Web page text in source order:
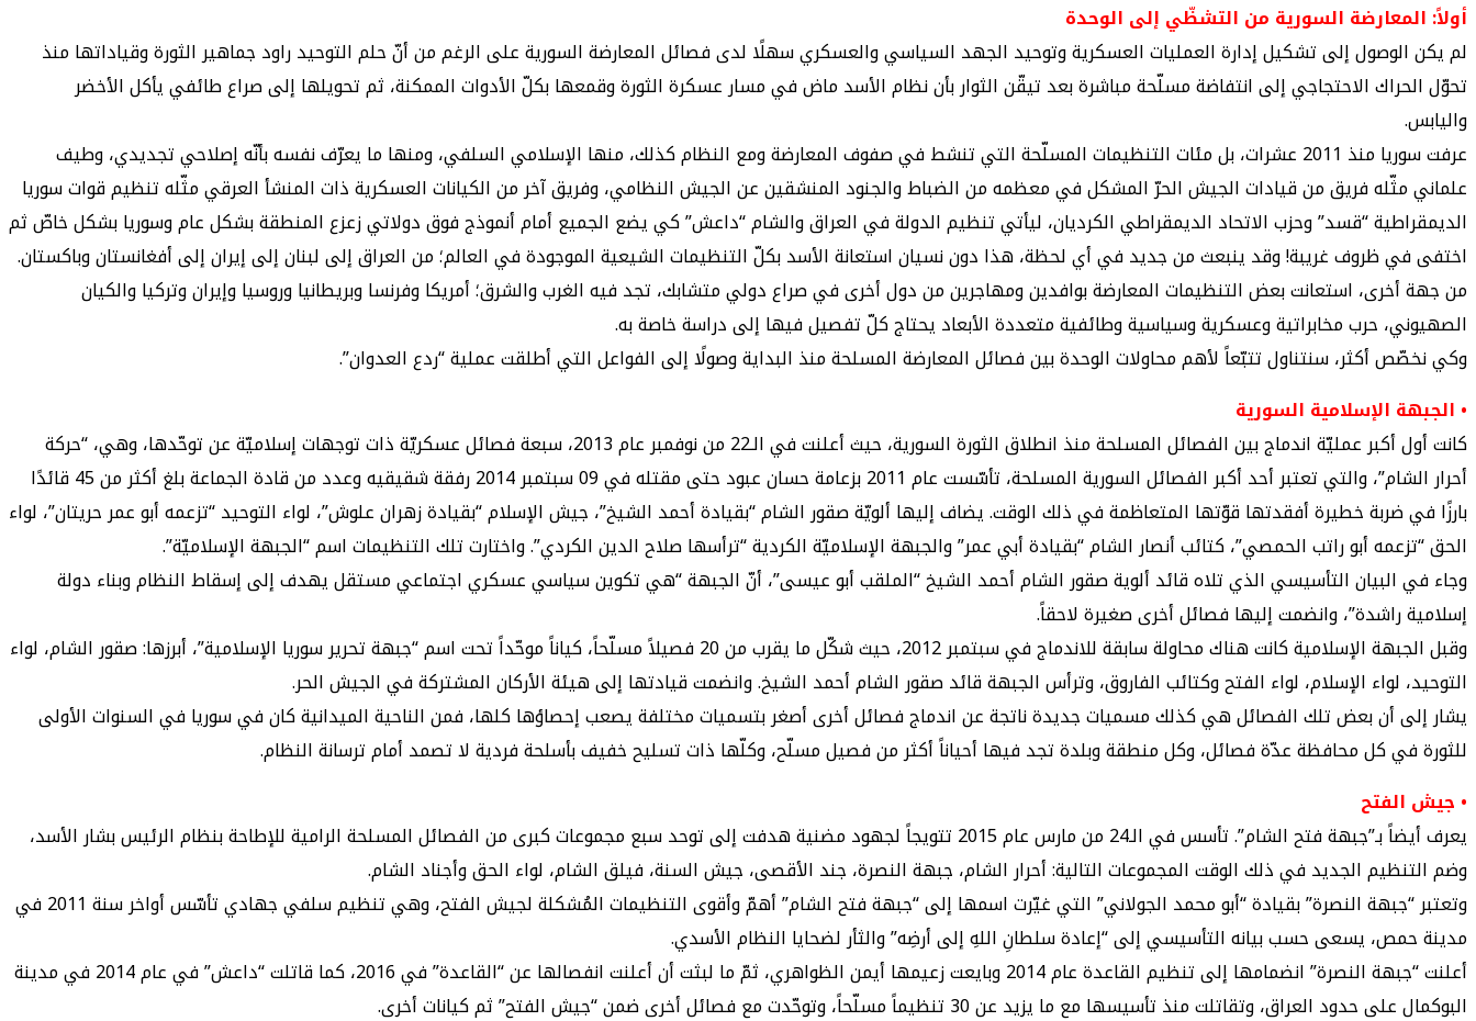
أولاً: المعارضة السورية من التشظّي إلى الوحدة
لم يكن الوصول إلى تشكيل إدارة العمليات العسكرية وتوحيد الجهد السياسي والعسكري سهلًا لدى فصائل المعارضة السورية على الرغم من أنّ حلم التوحيد راود جماهير الثورة وقياداتها منذ
تحوّل الحراك الاحتجاجي إلى انتفاضة مسلّحة مباشرة بعد تيقّن الثوار بأن نظام الأسد ماض في مسار عسكرة الثورة وقمعها بكلّ الأدوات الممكنة، ثم تحويلها إلى صراع طائفي يأكل الأخضر
واليابس.
عرفت سوريا منذ 2011 عشرات، بل مئات التنظيمات المسلّحة التي تنشط في صفوف المعارضة ومع النظام كذلك، منها الإسلامي السلفي، ومنها ما يعرّف نفسه بأنّه إصلاحي تجديدي، وطيف
علماني مثّله فريق من قيادات الجيش الحرّ المشكل في معظمه من الضباط والجنود المنشقين عن الجيش النظامي، وفريق آخر من الكيانات العسكرية ذات المنشأ العرقي مثّله تنظيم قوات سوريا
الديمقراطية “قسد” وحزب الاتحاد الديمقراطي الكرديان، ليأتي تنظيم الدولة في العراق والشام “داعش” كي يضع الجميع أمام أنموذج فوق دولاتي زعزع المنطقة بشكل عام وسوريا بشكل خاصّ ثم
اختفى في ظروف غريبة! وقد ينبعث من جديد في أي لحظة، هذا دون نسيان استعانة الأسد بكلّ التنظيمات الشيعية الموجودة في العالم؛ من العراق إلى لبنان إلى إيران إلى أفغانستان وباكستان.
من جهة أخرى، استعانت بعض التنظيمات المعارضة بوافدين ومهاجرين من دول أخرى في صراع دولي متشابك، تجد فيه الغرب والشرق؛ أمريكا وفرنسا وبريطانيا وروسيا وإيران وتركيا والكيان
الصهيوني، حرب مخابراتية وعسكرية وسياسية وطائفية متعددة الأبعاد يحتاج كلّ تفصيل فيها إلى دراسة خاصة به.
وكي نخصّص أكثر، سنتناول تتبّعاً لأهم محاولات الوحدة بين فصائل المعارضة المسلحة منذ البداية وصولًا إلى الفواعل التي أطلقت عملية “ردع العدوان”.
• الجبهة الإسلامية السورية
كانت أول أكبر عمليّة اندماج بين الفصائل المسلحة منذ انطلاق الثورة السورية، حيث أعلنت في الـ22 من نوفمبر عام 2013، سبعة فصائل عسكريّة ذات توجهات إسلاميّة عن توحّدها، وهي، “حركة
أحرار الشام”، والتي تعتبر أحد أكبر الفصائل السورية المسلحة، تأسّست عام 2011 بزعامة حسان عبود حتى مقتله في 09 سبتمبر 2014 رفقة شقيقيه وعدد من قادة الجماعة بلغ أكثر من 45 قائدًا
بارزًا في ضربة خطيرة أفقدتها قوّتها المتعاظمة في ذلك الوقت. يضاف إليها ألويّة صقور الشام “بقيادة أحمد الشيخ”، جيش الإسلام “بقيادة زهران علوش”، لواء التوحيد “تزعمه أبو عمر حريتان”، لواء
الحق “تزعمه أبو راتب الحمصي”، كتائب أنصار الشام “بقيادة أبي عمر” والجبهة الإسلاميّة الكردية “ترأسها صلاح الدين الكردي”. واختارت تلك التنظيمات اسم “الجبهة الإسلاميّة”.
وجاء في البيان التأسيسي الذي تلاه قائد ألوية صقور الشام أحمد الشيخ “الملقب أبو عيسى”، أنّ الجبهة “هي تكوين سياسي عسكري اجتماعي مستقل يهدف إلى إسقاط النظام وبناء دولة
إسلامية راشدة”، وانضمت إليها فصائل أخرى صغيرة لاحقاً.
وقبل الجبهة الإسلامية كانت هناك محاولة سابقة للاندماج في سبتمبر 2012، حيث شكّل ما يقرب من 20 فصيلاً مسلّحاً، كياناً موحّداً تحت اسم “جبهة تحرير سوريا الإسلامية”، أبرزها: صقور الشام، لواء
التوحيد، لواء الإسلام، لواء الفتح وكتائب الفاروق، وترأس الجبهة قائد صقور الشام أحمد الشيخ. وانضمت قيادتها إلى هيئة الأركان المشتركة في الجيش الحر.
يشار إلى أن بعض تلك الفصائل هي كذلك مسميات جديدة ناتجة عن اندماج فصائل أخرى أصغر بتسميات مختلفة يصعب إحصاؤها كلها، فمن الناحية الميدانية كان في سوريا في السنوات الأولى
للثورة في كل محافظة عدّة فصائل، وكل منطقة وبلدة تجد فيها أحياناً أكثر من فصيل مسلّح، وكلّها ذات تسليح خفيف بأسلحة فردية لا تصمد أمام ترسانة النظام.
• جيش الفتح
يعرف أيضاً بـ”جبهة فتح الشام”. تأسس في الـ24 من مارس عام 2015 تتويجاً لجهود مضنية هدفت إلى توحد سبع مجموعات كبرى من الفصائل المسلحة الرامية للإطاحة بنظام الرئيس بشار الأسد،
وضم التنظيم الجديد في ذلك الوقت المجموعات التالية: أحرار الشام، جبهة النصرة، جند الأقصى، جيش السنة، فيلق الشام، لواء الحق وأجناد الشام.
وتعتبر “جبهة النصرة” بقيادة “أبو محمد الجولاني” التي غيّرت اسمها إلى “جبهة فتح الشام” أهمّ وأقوى التنظيمات المُشكلة لجيش الفتح، وهي تنظيم سلفي جهادي تأسّس أواخر سنة 2011 في
مدينة حمص، يسعى حسب بيانه التأسيسي إلى “إعادة سلطانِ اللهِ إلى أرضِه” والثأر لضحايا النظام الأسدي.
أعلنت “جبهة النصرة” انضمامها إلى تنظيم القاعدة عام 2014 وبايعت زعيمها أيمن الظواهري، ثمّ ما لبثت أن أعلنت انفصالها عن “القاعدة” في 2016، كما قاتلت “داعش” في عام 2014 في مدينة
البوكمال على حدود العراق، وتقاتلت منذ تأسيسها مع ما يزيد عن 30 تنظيماً مسلّحاً، وتوحّدت مع فصائل أخرى ضمن “جيش الفتح” ثم كيانات أخرى.